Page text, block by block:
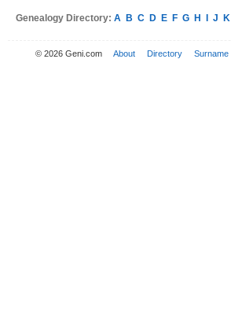
Genealogy Directory: A B C D E F G H J K
© 2026 Geni.com About Directory Surname